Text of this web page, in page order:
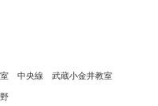
室 中央線 武蔵小金井教室